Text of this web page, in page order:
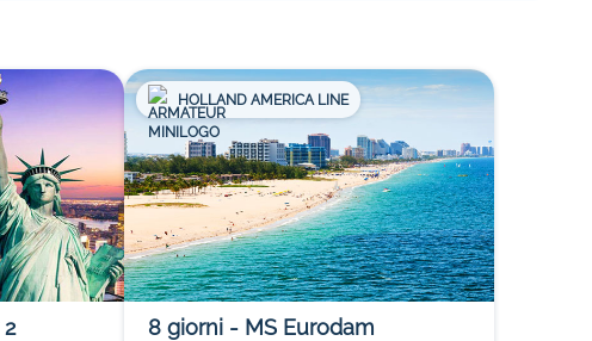
HOLLAND AMERICA LINE
8 giorni - MS Eurodam